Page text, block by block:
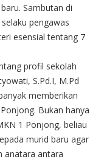
Sambutan di
pengawas
esensial tentang 7
profil sekolah
S.Pd.I, M.Pd
memberikan
Bukan hanya
1 Ponjong, beliau
murid baru agar
anatara antara